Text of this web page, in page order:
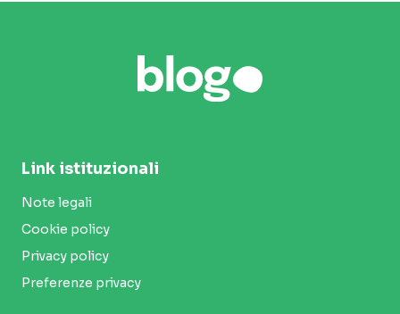
Link istituzionali
Note legali
Cookie policy
Privacy policy
Preferenze privacy